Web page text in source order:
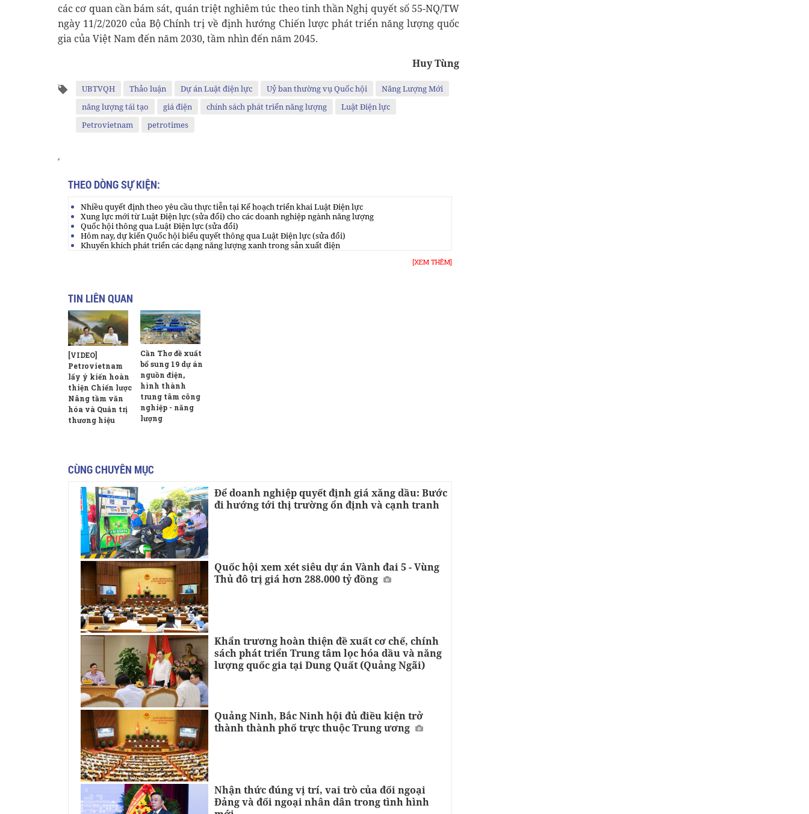
các cơ quan cần bám sát, quán triệt nghiêm túc theo tinh thần Nghị quyết số 55-NQ/TW
ngày 11/2/2020 của Bộ Chính trị về định hướng Chiến lược phát triển năng lượng quốc
gia của Việt Nam đến năm 2030, tầm nhìn đến năm 2045.
Huy Tùng
UBTVQH Thảo luận Dự án Luật điện lực Uỷ ban thường vụ Quốc hội
Năng Lượng Mới
năng lượng tái tạo
giá điện chính sách phát triển năng lượng
Luật Điện lực
Petrovietnam
petrotimes
THEO DÒNG SỰ KIỆN:
Nhiều quyết định theo yêu cầu thực tiễn tại Kế hoạch triển khai Luật Điện lực
Xung lực mới từ Luật Điện lực (sửa đổi) cho các doanh nghiệp ngành năng lượng
Quốc hội thông qua Luật Điện lực (sửa đổi)
Hôm nay, dự kiến Quốc hội biểu quyết thông qua Luật Điện lực (sửa đổi)
Khuyến khích phát triển các dạng năng lượng xanh trong sản xuất điện
[XEM THÊM]
TIN LIÊN QUAN
[VIDEO]
Petrovietnam
lấy ý kiến hoàn
thiện Chiến lược
Nâng tầm văn
hóa và Quản trị
thương hiệu
Cần Thơ đề xuất
bổ sung 19 dự án
nguồn điện,
hình thành
trung tâm công
nghiệp - năng
lượng
CÙNG CHUYÊN MỤC
Để doanh nghiệp quyết định giá xăng dầu: Bước
đi hướng tới thị trường ổn định và cạnh tranh
Quốc hội xem xét siêu dự án Vành đai 5 - Vùng
Thủ đô trị giá hơn 288.000 tỷ đồng
Khẩn trương hoàn thiện đề xuất cơ chế, chính
sách phát triển Trung tâm lọc hóa dầu và năng
lượng quốc gia tại Dung Quất (Quảng Ngãi)
Quảng Ninh, Bắc Ninh hội đủ điều kiện trở
thành thành phố trực thuộc Trung ương
Nhận thức đúng vị trí, vai trò của đối ngoại
Đảng và đối ngoại nhân dân trong tình hình